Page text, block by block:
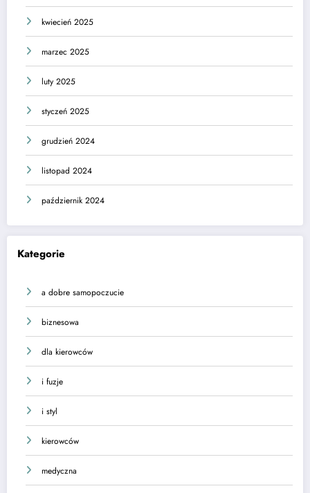
kwiecień 2025
marzec 2025
luty 2025
styczeń 2025
grudzień 2024
listopad 2024
październik 2024
Kategorie
a dobre samopoczucie
biznesowa
dla kierowców
i fuzje
i styl
kierowców
medyczna